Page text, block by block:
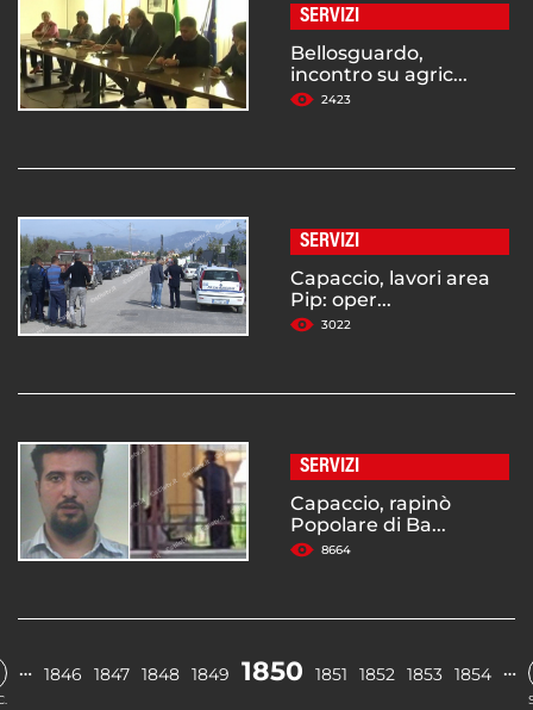
SERVIZI
Bellosguardo,
incontro su agric...
2423
SERVIZI
Capaccio, lavori area
Pip: oper...
3022
SERVIZI
Capaccio, rapinò
Popolare di Ba...
8664
… 1846 1847 1848 1849 1850 1851 1852 1853 1854 …